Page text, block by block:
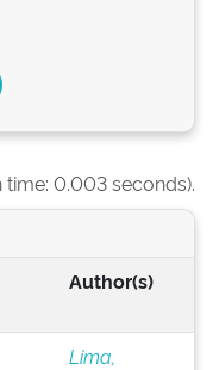
time: 0.003 seconds).
Author(s)
Lima,